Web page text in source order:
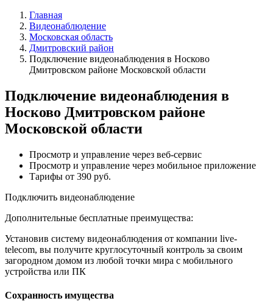
Главная
Видеонаблюдение
Московская область
Дмитровский район
Подключение видеонаблюдения в Носково
Дмитровском районе Московской области
Подключение видеонаблюдения в
Носково Дмитровском районе
Московской области
Просмотр и управление через веб-сервис
Просмотр и управление через мобильное приложение
Тарифы от 390 руб.
Подключить видеонаблюдение
Дополнительные бесплатные преимущества:
Установив систему видеонаблюдения от компании live-
telecom, вы получите круглосуточный контроль за своим
загородном домом из любой точки мира с мобильного
устройства или ПК
Сохранность имущества